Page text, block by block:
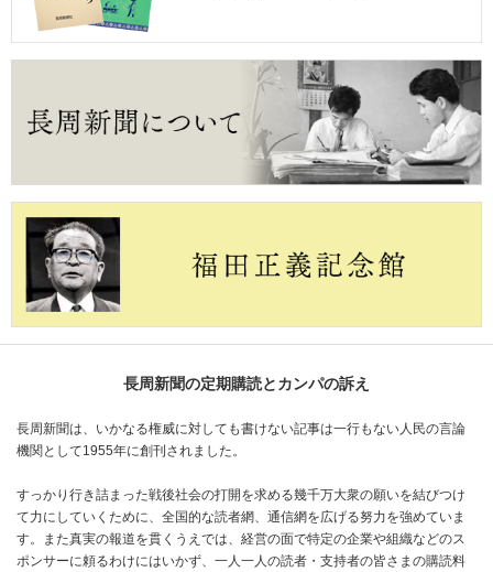
長周新聞の定期購読とカンパの訴え
長周新聞は、いかなる権威に対しても書けない記事は一行もない人民の言論
機関として1955年に創刊されました。
すっかり行き詰まった戦後社会の打開を求める幾千万大衆の願いを結びつけ
て力にしていくために、全国的な読者網、通信網を広げる努力を強めていま
す。また真実の報道を貫くうえでは、経営の面で特定の企業や組織などのス
ポンサーに頼るわけにはいかず、一人一人の読者・支持者の皆さまの購読料